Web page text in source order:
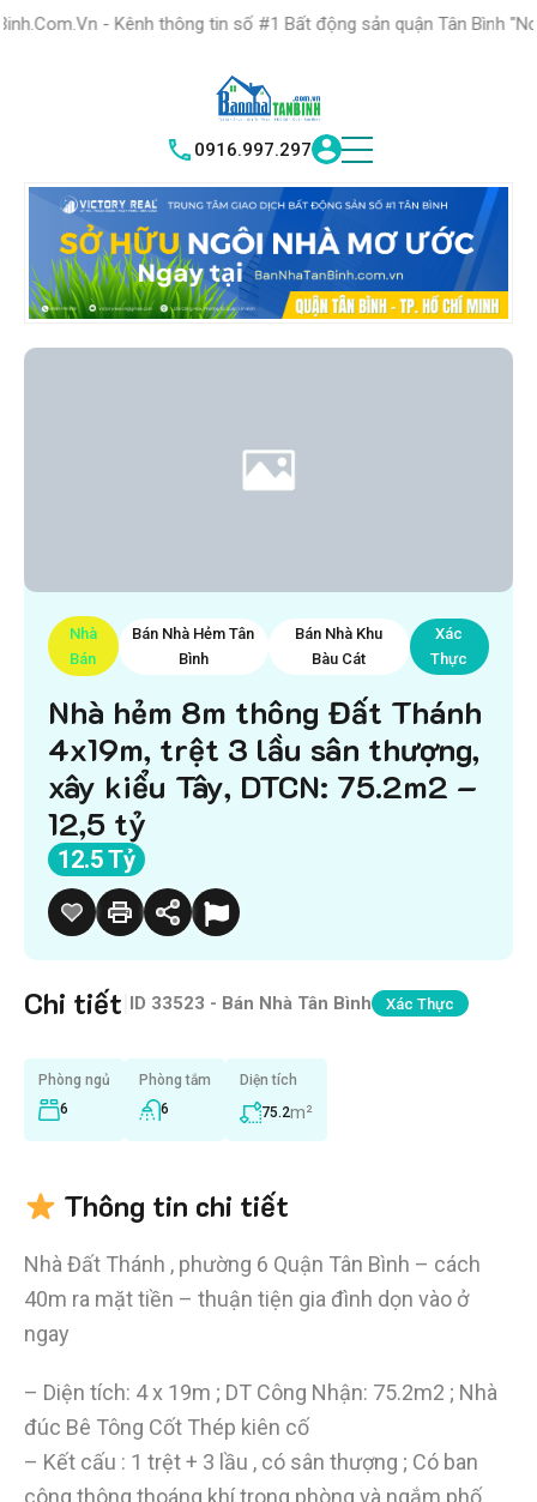
thông tin số #1 Bất động sản quận Tân Bình "Nơi bạn tìm
0916.997.297
Nhà
Bán
Bán Nhà Hẻm Tân
Bình
Bán Nhà Khu
Bàu Cát
Xác
Thực
Nhà hẻm 8m thông Đất Thánh
4x19m, trệt 3 lầu sân thượng,
xây kiểu Tây, DTCN: 75.2m2 –
12,5 tỷ
12.5 Tỷ
Chi tiết ID 33523 - Bán Nhà Tân Bình Xác Thực
Phòng ngủ
6
Phòng tắm
6
Diện tích
75.2m²
Thông tin chi tiết
Nhà Đất Thánh , phường 6 Quận Tân Bình – cách
40m ra mặt tiền – thuận tiện gia đình dọn vào ở
ngay
– Diện tích: 4 x 19m ; DT Công Nhận: 75.2m2 ; Nhà
đúc Bê Tông Cốt Thép kiên cố
– Kết cấu : 1 trệt + 3 lầu , có sân thượng ; Có ban
công thông thoáng khí trong phòng và ngắm phố
HỆ THỐNG TRUNG
TÂM GIAO DỊCH BĐS TỐT NHẤT QUẬN
TÂN BÌNHVICTORY REAL |